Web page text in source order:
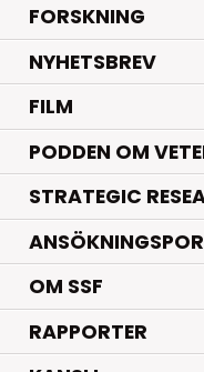
FORSKNING.
NYHETSBREV
FILM
PODDEN OM
STRATEGIC
OM SSF
RAPPORTER